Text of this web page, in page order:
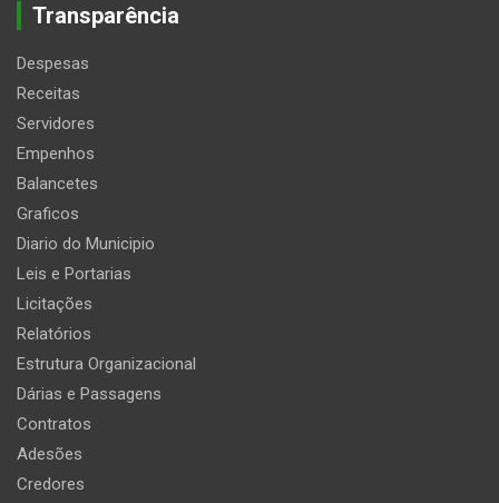
Transparência
Despesas
Receitas
Servidores
Empenhos
Balancetes
Graficos
Diario do Municipio
Leis e Portarias
Licitações
Relatórios
Estrutura Organizacional
Dárias e Passagens
Contratos
Adesões
Credores